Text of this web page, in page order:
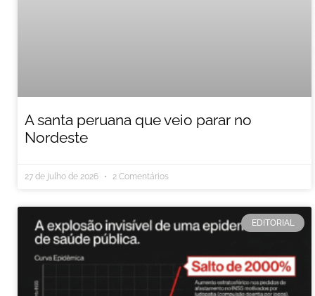
A santa peruana que veio parar no
Nordeste
27 de julho de 2026 2 Comentários
EDITORIAL